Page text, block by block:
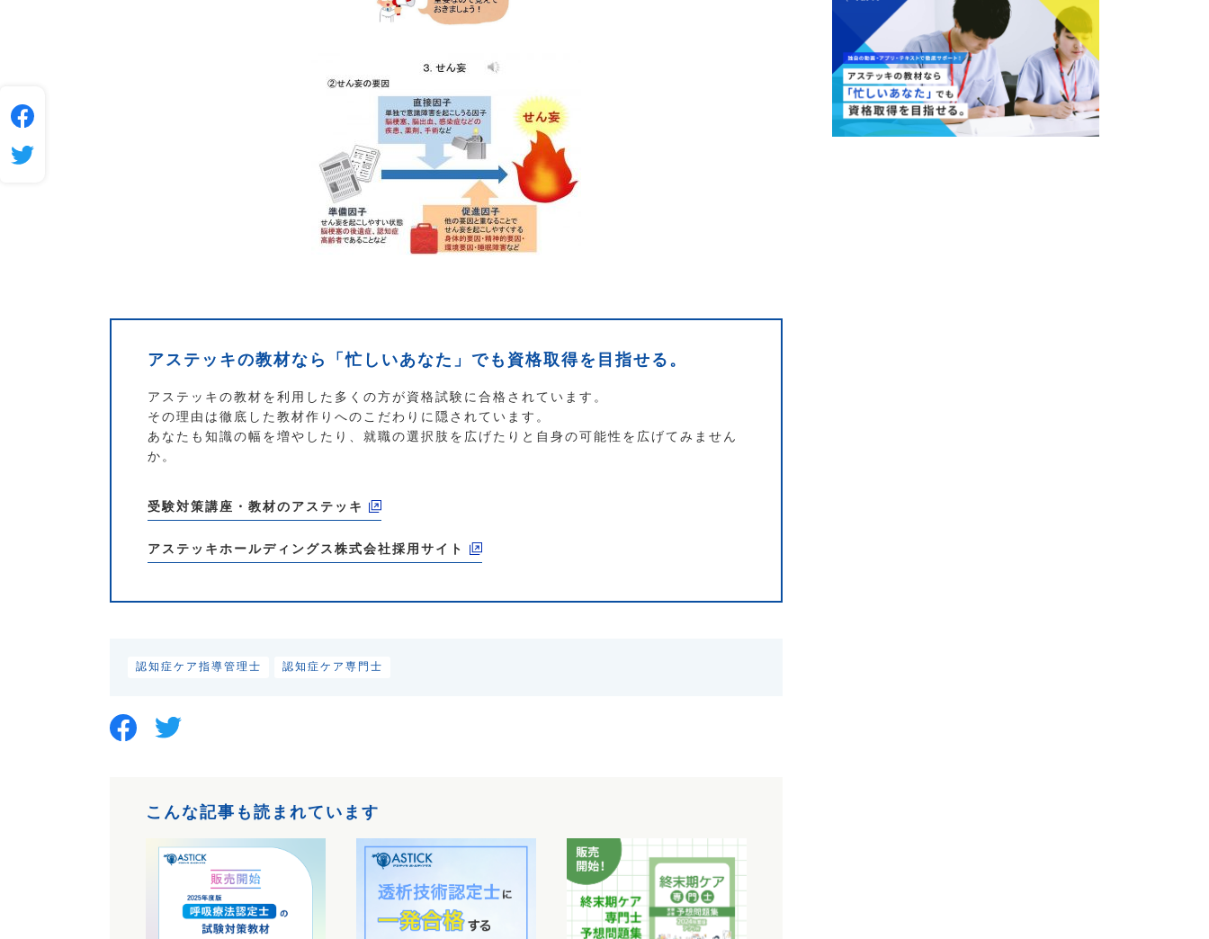
アステッキの教材なら「忙しいあなた」でも資格取得を目指せる。
アステッキの教材を利用した多くの方が資格試験に合格されています。
その理由は徹底した教材作りへのこだわりに隠されています。
あなたも知識の幅を増やしたり、就職の選択肢を広げたりと自身の可能性を広げてみません
か。
受験対策講座・教材のアステッキ
アステッキホールディングス株式会社採用サイト
認知症ケア指導管理士 認知症ケア専門士
こんな記事も読まれています